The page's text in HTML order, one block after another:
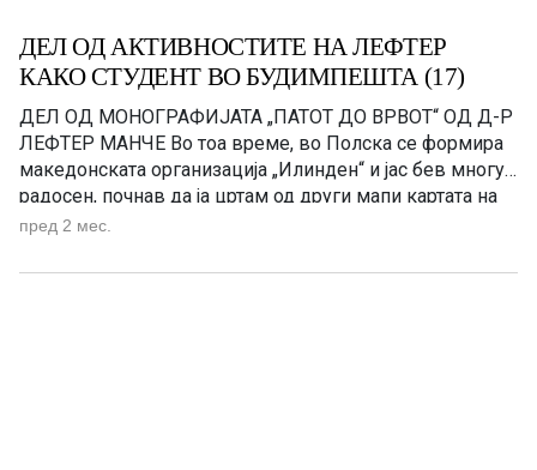
ДЕЛ ОД АКТИВНОСТИТЕ НА ЛЕФТЕР
КАКО СТУДЕНТ ВО БУДИМПЕШТА (17)
ДЕЛ ОД МОНОГРАФИЈАТА „ПАТОТ ДО ВРВОТ“ OД Д-Р
ЛЕФТЕР МАНЧЕ Во тоа време, во Полска се формира
македонската организација „Илинден“ и јас бев многу
радосен, почнав да ја цртам од други мапи картата на
Македонија, но во нејзините етничко-географски
Почнав да одам редовно и во Бугарскиот културен […]
пред 2 мес.